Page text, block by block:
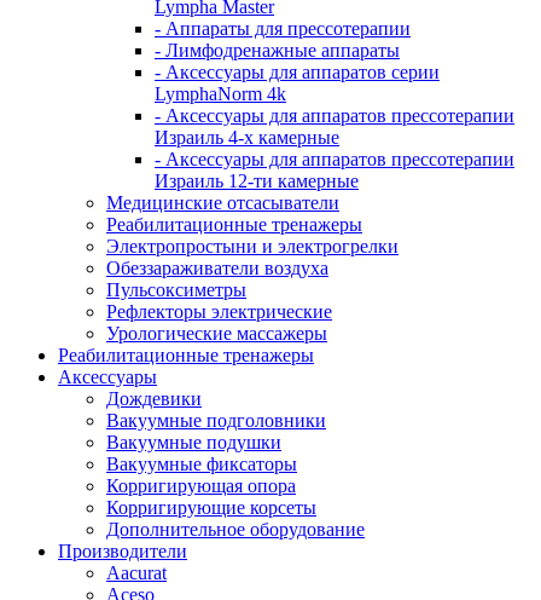
Lympha Master
- Аппараты для прессотерапии
- Лимфодренажные аппараты
- Аксессуары для аппаратов серии
LymphaNorm 4k
- Аксессуары для аппаратов прессотерапии
Израиль 4-х камерные
- Аксессуары для аппаратов прессотерапии
Израиль 12-ти камерные
Медицинские отсасыватели
Реабилитационные тренажеры
Электропростыни и электрогрелки
Обеззараживатели воздуха
Пульсоксиметры
Рефлекторы электрические
Урологические массажеры
Реабилитационные тренажеры
Аксессуары
Дождевики
Вакуумные подголовники
Вакуумные подушки
Вакуумные фиксаторы
Корригирующая опора
Корригирующие корсеты
Дополнительное оборудование
Производители
Aacurat
Aceso